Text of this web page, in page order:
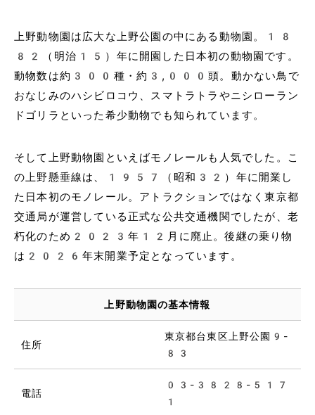
上野動物園は広大な上野公園の中にある動物園。18
82（明治15）年に開園した日本初の動物園です。
動物数は約300種・約3,000頭。動かない鳥で
おなじみのハシビロコウ、スマトラトラやニシローラン
ドゴリラといった希少動物でも知られています。
そして上野動物園といえばモノレールも人気でした。こ
の上野懸垂線は、1957（昭和32）年に開業し
た日本初のモノレール。アトラクションではなく東京都
交通局が運営している正式な公共交通機関でしたが、老
朽化のため2023年12月に廃止。後継の乗り物
は2026年末開業予定となっています。
上野動物園の基本情報
住所
東京都台東区上野公園9-
83
電話
03-3828-517
1